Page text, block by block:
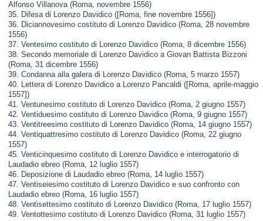
Alfonso Villanova (Roma, novembre 1556)
35. Difesa di Lorenzo Davidico ([Roma, fine novembre 1556])
36. Diciannovesimo costituto di Lorenzo Davidico (Roma, 28 novembre
1556)
37. Ventesimo costituto di Lorenzo Davidico (Roma, 8 dicembre 1556)
38. Secondo memoriale di Lorenzo Davidico a Giovan Battista Bizzoni
(Roma, 31 dicembre 1556)
39. Condanna alla galera di Lorenzo Davidico (Roma, 5 marzo 1557)
40. Lettera di Lorenzo Davidico a Lorenzo Pancaldi ([Roma, aprile-maggio
1557])
41. Ventunesimo costituto di Lorenzo Davidico (Roma, 2 giugno 1557)
42. Ventiduesimo costituto di Lorenzo Davidico (Roma, 9 giugno 1557)
43. Ventitreesimo costituto di Lorenzo Davidico (Roma, 14 giugno 1557)
44. Ventiquattresimo costituto di Lorenzo Davidico (Roma, 22 giugno
1557)
45. Venticinquesimo costituto di Lorenzo Davidico e interrogatorio di
Laudadio ebreo (Roma, 12 luglio 1557)
46. Deposizione di Laudadio ebreo (Roma, 14 luglio 1557)
47. Ventiseiesimo costituto di Lorenzo Davidico e suo confronto con
Laudadio ebreo (Roma, 16 luglio 1557)
48. Ventisettesimo costituto di Lorenzo Davidico (Roma, 17 luglio 1557)
49. Ventottesimo costituto di Lorenzo Davidico (Roma, 31 luglio 1557)